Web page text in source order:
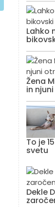
Lahko
Žena
in
To je
svetu
Dekle